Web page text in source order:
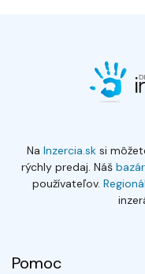
Na Inzercia.sksi
rýchly predaj. Náš bazár
používateľov.
Pomoc